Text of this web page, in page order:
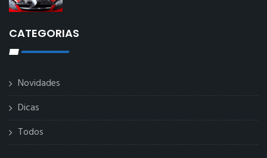
CATEGORIAS
Novidades
Dicas
Todos